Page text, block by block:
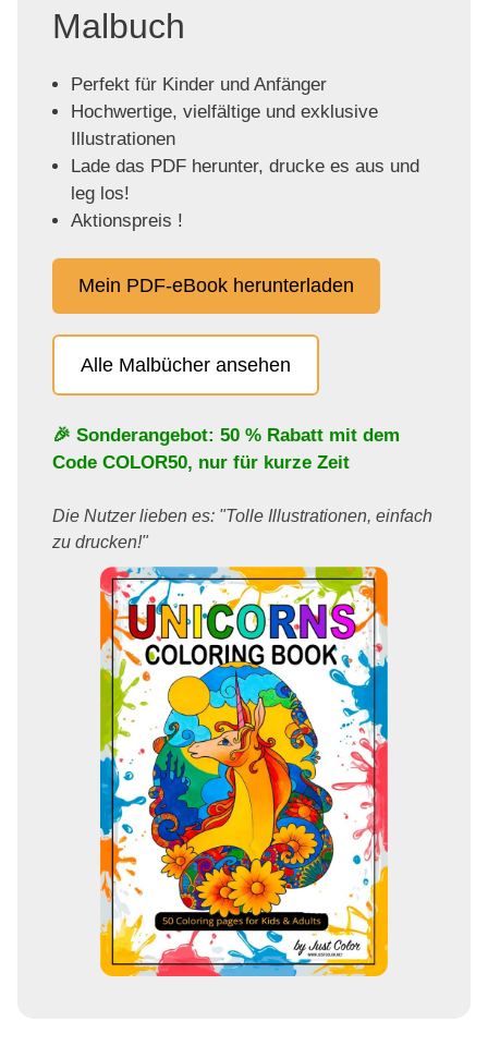
Malbuch
Perfekt für Kinder und Anfänger
Hochwertige, vielfältige und exklusive
Illustrationen
Lade das PDF herunter, drucke es aus und
leg los!
Aktionspreis !
Mein PDF-eBook herunterladen
Alle Malbücher ansehen
🎉 Sonderangebot: 50 % Rabatt mit dem
Code COLOR50, nur für kurze Zeit
Die Nutzer lieben es: "Tolle Illustrationen, einfach
zu drucken!"